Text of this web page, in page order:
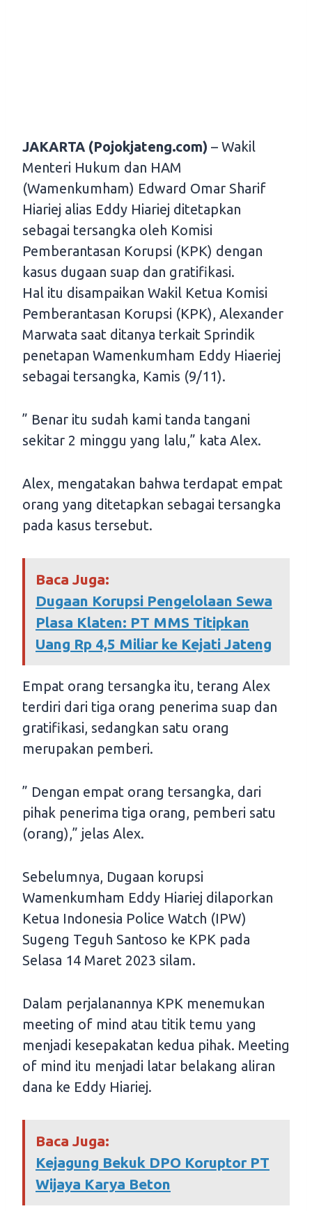
JAKARTA (Pojokjateng.com) – Wakil
Menteri Hukum dan HAM
(Wamenkumham) Edward Omar Sharif
Hiariej alias Eddy Hiariej ditetapkan
sebagai tersangka oleh Komisi
Pemberantasan Korupsi (KPK) dengan
kasus dugaan suap dan gratifikasi.
Hal itu disampaikan Wakil Ketua Komisi
Pemberantasan Korupsi (KPK), Alexander
Marwata saat ditanya terkait Sprindik
penetapan Wamenkumham Eddy Hiaeriej
sebagai tersangka, Kamis (9/11).
” Benar itu sudah kami tanda tangani
sekitar 2 minggu yang lalu,” kata Alex.
Alex, mengatakan bahwa terdapat empat
orang yang ditetapkan sebagai tersangka
pada kasus tersebut.
Baca Juga:
Dugaan Korupsi Pengelolaan Sewa
Plasa Klaten: PT MMS Titipkan
Uang Rp 4,5 Miliar ke Kejati Jateng
Empat orang tersangka itu, terang Alex
terdiri dari tiga orang penerima suap dan
gratifikasi, sedangkan satu orang
merupakan pemberi.
” Dengan empat orang tersangka, dari
pihak penerima tiga orang, pemberi satu
(orang),” jelas Alex.
Sebelumnya, Dugaan korupsi
Wamenkumham Eddy Hiariej dilaporkan
Ketua Indonesia Police Watch (IPW)
Sugeng Teguh Santoso ke KPK pada
Selasa 14 Maret 2023 silam.
Dalam perjalanannya KPK menemukan
meeting of mind atau titik temu yang
menjadi kesepakatan kedua pihak. Meeting
of mind itu menjadi latar belakang aliran
dana ke Eddy Hiariej.
Baca Juga:
Kejagung Bekuk DPO Koruptor PT
Wijaya Karya Beton